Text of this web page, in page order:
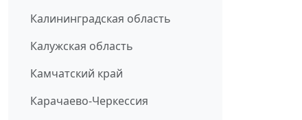
Калининградская область
Калужская область
Камчатский край
Карачаево-Черкессия